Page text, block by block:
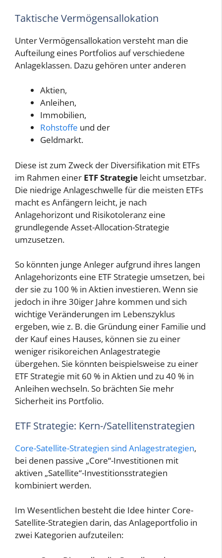
Taktische Vermögensallokation
Unter Vermögensallokation versteht man die
Aufteilung eines Portfolios auf verschiedene
Anlageklassen. Dazu gehören unter anderen
Aktien,
Anleihen,
Immobilien,
Rohstoffe und der
Geldmarkt.
Diese ist zum Zweck der Diversifikation mit ETFs
im Rahmen einer ETF Strategie leicht umsetzbar.
Die niedrige Anlageschwelle für die meisten ETFs
macht es Anfängern leicht, je nach
Anlagehorizont und Risikotoleranz eine
grundlegende Asset-Allocation-Strategie
umzusetzen.
So könnten junge Anleger aufgrund ihres langen
Anlagehorizonts eine ETF Strategie umsetzen, bei
der sie zu 100 % in Aktien investieren. Wenn sie
jedoch in ihre 30iger Jahre kommen und sich
wichtige Veränderungen im Lebenszyklus
ergeben, wie z. B. die Gründung einer Familie und
der Kauf eines Hauses, können sie zu einer
weniger risikoreichen Anlagestrategie
übergehen. Sie könnten beispielsweise zu einer
ETF Strategie mit 60 % in Aktien und zu 40 % in
Anleihen wechseln. So brächten Sie mehr
Sicherheit ins Portfolio.
ETF Strategie: Kern-/Satellitenstrategien
Core-Satellite-Strategien sind Anlagestrategien,
bei denen passive „Core“-Investitionen mit
aktiven „Satellite“-Investitionsstrategien
kombiniert werden.
Im Wesentlichen besteht die Idee hinter Core-
Satellite-Strategien darin, das Anlageportfolio in
zwei Kategorien aufzuteilen: